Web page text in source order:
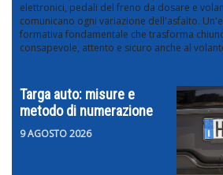
elettronici, pedali del freno da dosare e
comunicano ogni variazione dell'asfalto.
formativa fondamentale che trasforma
consapevole, attento e sicuro anche al
Targa auto: misure e
metodo di numerazione
9 AGOSTO 2026